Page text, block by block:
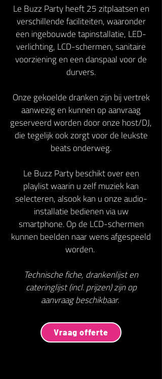
Le Buzz Party heeft 25 zitplaatsen en
verschillende faciliteiten, waaronder
een ingebouwde tapinstallatie, LED-
verlichting, LCD-schermen, sanitaire
voorziening en een danspaal voor de
durvers.
Onze gekoelde dranken zijn bij vertrek
aanwezig en kunnen op aanvraag
geserveerd worden door onze host/DJ,
die tegelijk ook zorgt voor de leukste
beats onderweg.
Le Buzz Party beschikt over een
playlist waarin u zelf muziek kan
selecteren, alsook kan u onze audio-
installatie bedienen via uw
smartphone. Op de LCD-schermen
kunnen beelden naar wens afgespeeld
worden.
Technische fiche, drankenlijst en
cateringlijst (incl. prijzen) zijn op
aanvraag beschikbaar.
Vraag offerte